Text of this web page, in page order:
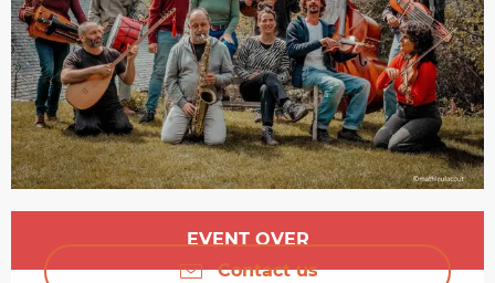
Opening hours & contact details
EVENT OVER
Contact us